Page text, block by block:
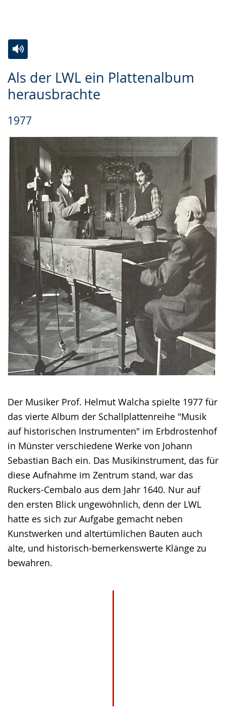
Als der LWL ein Plattenalbum
herausbrachte
1977
Der Musiker Prof. Helmut Walcha spielte 1977 für
das vierte Album der Schallplattenreihe "Musik
auf historischen Instrumenten" im Erbdrostenhof
in Münster verschiedene Werke von Johann
Sebastian Bach ein. Das Musikinstrument, das für
diese Aufnahme im Zentrum stand, war das
Ruckers-Cembalo aus dem Jahr 1640. Nur auf
den ersten Blick ungewöhnlich, denn der LWL
hatte es sich zur Aufgabe gemacht neben
Kunstwerken und altertümlichen Bauten auch
alte, und historisch-bemerkenswerte Klänge zu
bewahren.
Leichten
Sprache
Audio-
Unterstützung.
Video
in
Gebärdensprache
wird
angezeigt.